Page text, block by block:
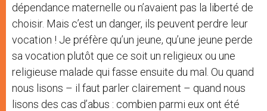
dépendance maternelle ou n’avaient pas la liberté de
choisir. Mais c’est un danger, ils peuvent perdre leur
vocation ! Je préfère qu’un jeune, qu’une jeune perde
sa vocation plutôt que ce soit un religieux ou une
religieuse malade qui fasse ensuite du mal. Ou quand
nous lisons – il faut parler clairement – quand nous
lisons des cas d’abus : combien parmi eux ont été